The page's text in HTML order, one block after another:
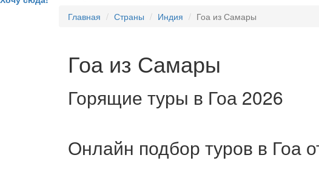
Главная
Страны Индия Гоа из Самары
Гоа из Самары
Горящие туры в Гоа 2026
Онлайн подбор туров в Гоа